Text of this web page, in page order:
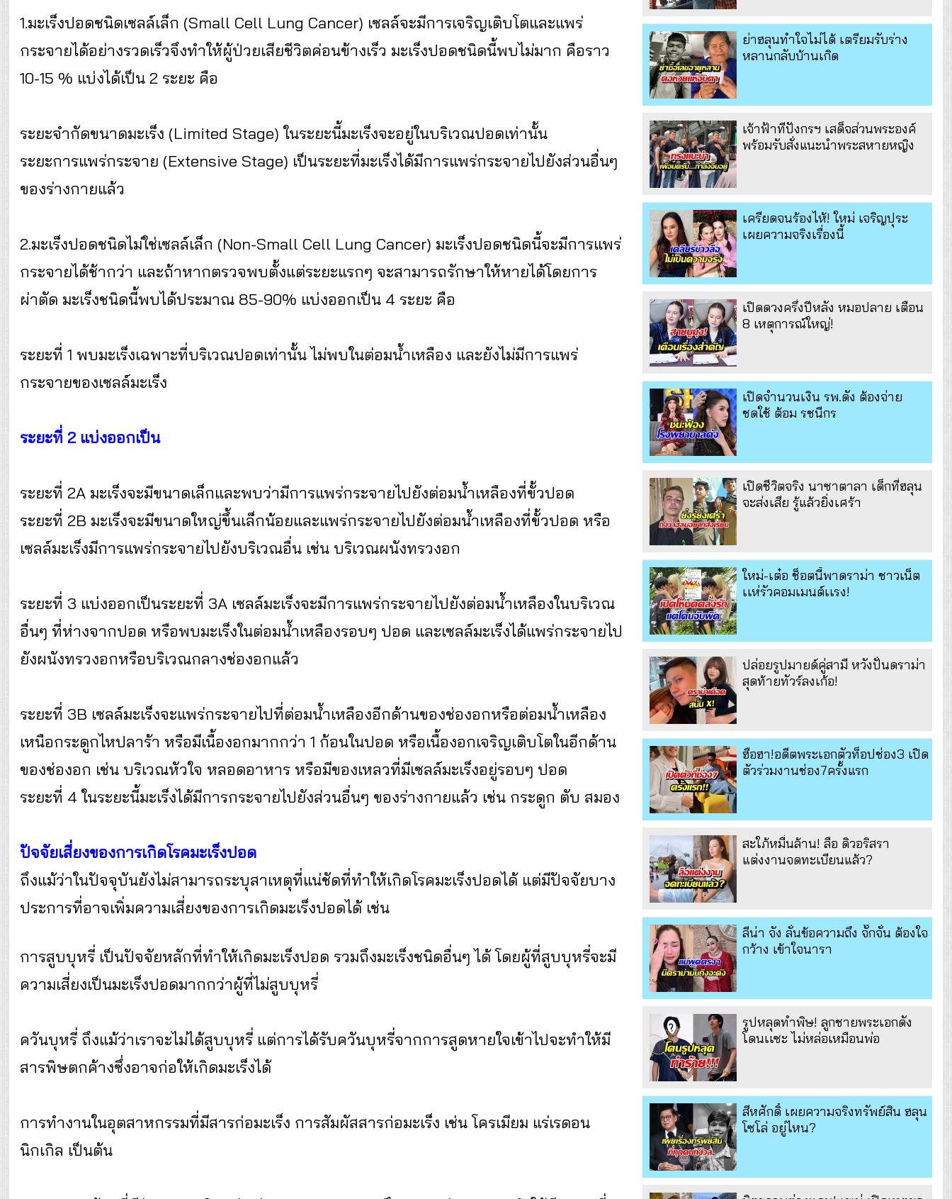
1.มะเร็งปอดชนิดเซลล์เล็ก (Small Cell Lung Cancer) เซลล์จะมีการเจริญเติบโตและแพร่
กระจายได้อย่างรวดเร็วจึงทำให้ผู้ป่วยเสียชีวิตค่อนข้างเร็ว มะเร็งปอดชนิดนี้พบไม่มาก คือราว
10-15 % แบ่งได้เป็น 2 ระยะ คือ
ระยะจำกัดขนาดมะเร็ง (Limited Stage) ในระยะนี้มะเร็งจะอยู่ในบริเวณปอดเท่านั้น
ระยะการแพร่กระจาย (Extensive Stage) เป็นระยะที่มะเร็งได้มีการแพร่กระจายไปยังส่วนอื่นๆ
ของร่างกายแล้ว
2.มะเร็งปอดชนิดไม่ใช่เซลล์เล็ก (Non-Small Cell Lung Cancer) มะเร็งปอดชนิดนี้จะมีการแพร่
กระจายได้ช้ากว่า และถ้าหากตรวจพบตั้งแต่ระยะแรกๆ จะสามารถรักษาให้หายได้โดยการ
ผ่าตัด มะเร็งชนิดนี้พบได้ประมาณ 85-90% แบ่งออกเป็น 4 ระยะ คือ
ระยะที่ 1 พบมะเร็งเฉพาะที่บริเวณปอดเท่านั้น ไม่พบในต่อมน้ำเหลือง และยังไม่มีการแพร่
กระจายของเซลล์มะเร็ง
ระยะที่ 2 แบ่งออกเป็น
ระยะที่ 2A มะเร็งจะมีขนาดเล็กและพบว่ามีการแพร่กระจายไปยังต่อมน้ำเหลืองที่ขั้วปอด
ระยะที่ 2B มะเร็งจะมีขนาดใหญ่ขึ้นเล็กน้อยและแพร่กระจายไปยังต่อมน้ำเหลืองที่ขั้วปอด หรือ
เซลล์มะเร็งมีการแพร่กระจายไปยังบริเวณอื่น เช่น บริเวณผนังทรวงอก
ระยะที่ 3 แบ่งออกเป็นระยะที่ 3A เซลล์มะเร็งจะมีการแพร่กระจายไปยังต่อมน้ำเหลืองในบริเวณ
อื่นๆ ที่ห่างจากปอด หรือพบมะเร็งในต่อมน้ำเหลืองรอบๆ ปอด และเซลล์มะเร็งได้แพร่กระจายไป
ยังผนังทรวงอกหรือบริเวณกลางช่องอกแล้ว
ระยะที่ 3B เซลล์มะเร็งจะแพร่กระจายไปที่ต่อมน้ำเหลืองอีกด้านของช่องอกหรือต่อมน้ำเหลือง
เหนือกระดูกไหปลาร้า หรือมีเนื้องอกมากกว่า 1 ก้อนในปอด หรือเนื้องอกเจริญเติบโตในอีกด้าน
ของช่องอก เช่น บริเวณหัวใจ หลอดอาหาร หรือมีของเหลวที่มีเซลล์มะเร็งอยู่รอบๆ ปอด
ระยะที่ 4 ในระยะนี้มะเร็งได้มีการกระจายไปยังส่วนอื่นๆ ของร่างกายแล้ว เช่น กระดูก ตับ สมอง
ปัจจัยเสี่ยงของการเกิดโรคมะเร็งปอด
ถึงแม้ว่าในปัจจุบันยังไม่สามารถระบุสาเหตุที่แน่ชัดที่ทำให้เกิดโรคมะเร็งปอดได้ แต่มีปัจจัยบาง
ประการที่อาจเพิ่มความเสี่ยงของการเกิดมะเร็งปอดได้ เช่น
การสูบบุหรี่ เป็นปัจจัยหลักที่ทำให้เกิดมะเร็งปอด รวมถึงมะเร็งชนิดอื่นๆ ได้ โดยผู้ที่สูบบุหรี่จะมี
ความเสี่ยงเป็นมะเร็งปอดมากกว่าผู้ที่ไม่สูบบุหรี่
ควันบุหรี่ ถึงแม้ว่าเราจะไม่ได้สูบบุหรี่ แต่การได้รับควันบุหรี่จากการสูดหายใจเข้าไปจะทำให้มี
สารพิษตกค้างซึ่งอาจก่อให้เกิดมะเร็งได้
การทำงานในอุตสาหกรรมที่มีสารก่อมะเร็ง การสัมผัสสารก่อมะเร็ง เช่น โครเมียม แร่เรดอน
นิกเกิล เป็นต้น
ย่าฮลุนทำใจไม่ได้ เตรียมรับร่าง
หลานกลับบ้านเกิด
เจ้าฟ้าทีปังกรฯ เสด็จส่วนพระองค์
พร้อมรับสั่งแนะนำพระสหายหญิง
เครียดจนร้องไห้! ใหม่ เจริญปุระ
เผยความจริงเรื่องนี้
เปิดดวงครึ่งปีหลัง หมอปลาย เตือน
8 เหตุการณ์ใหญ่!
เปิดจำนวนเงิน รพ.ดัง ต้องจ่าย
ชดใช้ ต้อม รชนีกร
เปิดชีวิตจริง นาซาตาลา เด็กที่ฮลุน
จะส่งเสีย รู้แล้วยิ่งเศร้า
ใหม่-เต๋อ ช็อตนี้พาดราม่า ชาวเน็ต
เเห่รัวคอมเมนต์เเรง!
ปล่อยรูปมายด์คู่สามี หวังปั่นดราม่า
สุดท้ายทัวร์ลงเก้อ!
ฮือฮา!อดีตพระเอกตัวท็อปช่อง3 เปิด
ตัวร่วมงานช่อง7ครั้งแรก
สะใภ้หมื่นล้าน! ลือ ดิวอริสรา
แต่งงานจดทะเบียนแล้ว?
ลีน่า จัง ลั่นข้อความถึง จั๊กจั่น ต้องใจ
กว้าง เข้าใจนารา
รูปหลุดทำพิษ! ลูกชายพระเอกดัง
โดนเเซะ ไม่หล่อเหมือนพ่อ
สีหศักดิ์ เผยความจริงทรัพย์สิน ฮลุน
โซโล่ อยู่ไหน?